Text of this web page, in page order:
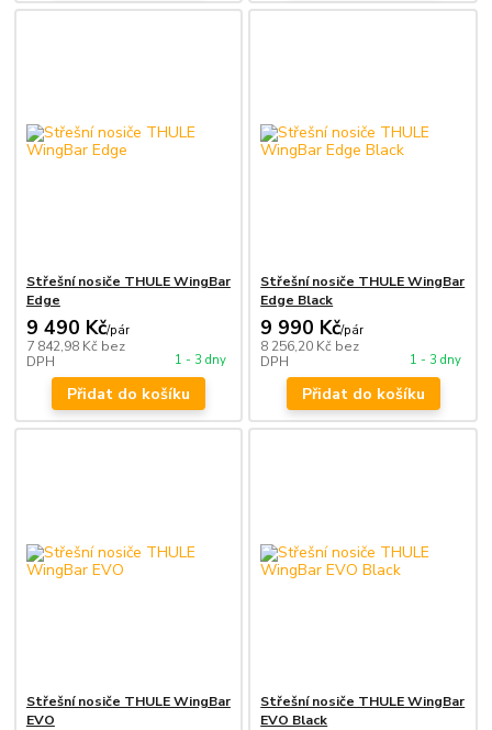
Střešní nosiče THULE WingBar
Edge
9 490 Kč/pár
7 842,98 Kč bez
DPH
1 - 3 dny
Přidat do košíku
Střešní nosiče THULE WingBar
Edge Black
9 990 Kč/pár
8 256,20 Kč bez
DPH
1 - 3 dny
Přidat do košíku
Střešní nosiče THULE WingBar
EVO
Střešní nosiče THULE WingBar
EVO Black